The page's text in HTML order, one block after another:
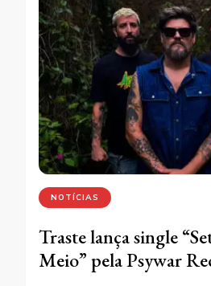
NOTÍCIAS
Traste lança single
Meio” pela Psywar